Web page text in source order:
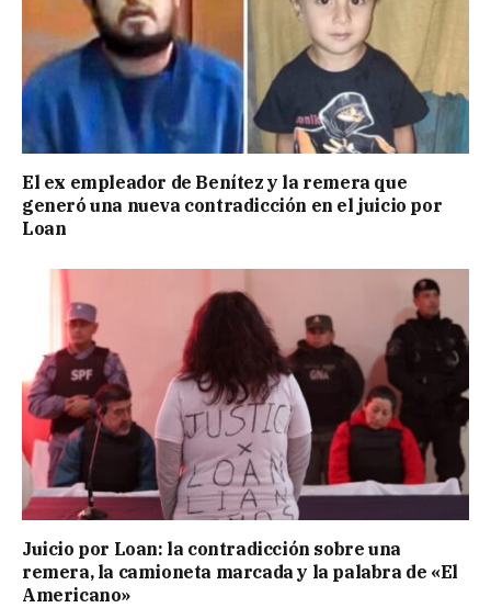
El ex empleador de Benítez y la remera que
generó una nueva contradicción en el juicio por
Loan
Juicio por Loan: la contradicción sobre una
remera, la camioneta marcada y la palabra de «El
Americano»